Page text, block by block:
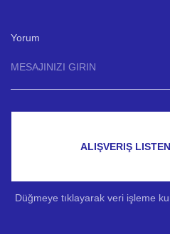
Yorum
ALIŞVERIŞ
Düğmeye tıklayarak veri işleme